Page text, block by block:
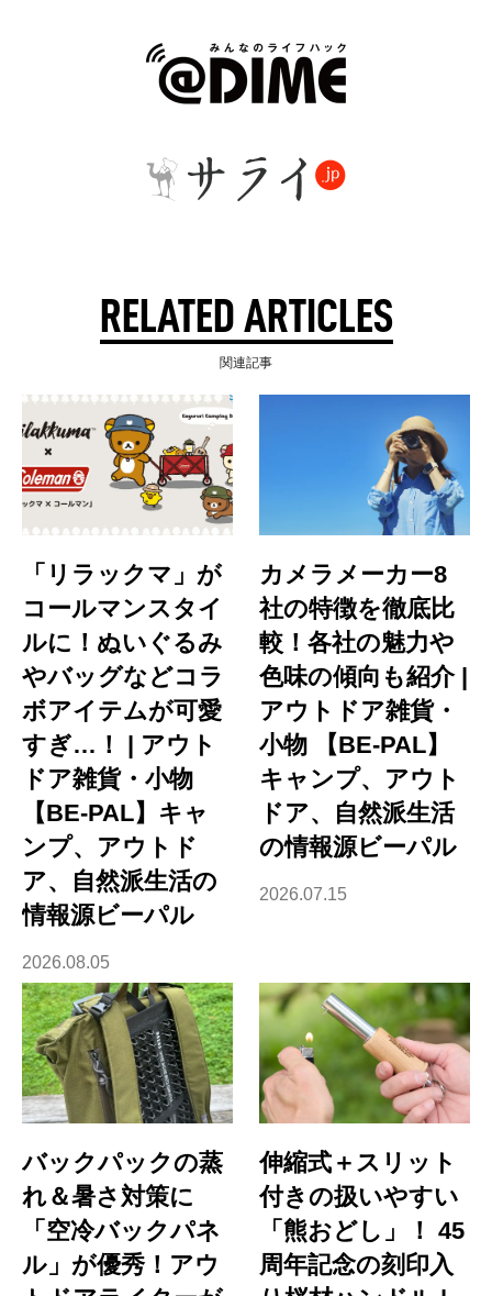
RELATED ARTICLES
関連記事
「リラックマ」が
コールマンスタイ
ルに！ぬいぐるみ
やバッグなどコラ
ボアイテムが可愛
すぎ…！ | アウト
ドア雑貨・小物
【BE-PAL】キャ
ンプ、アウトド
ア、自然派生活の
情報源ビーパル
2026.08.05
カメラメーカー8
社の特徴を徹底比
較！各社の魅力や
色味の傾向も紹介 |
アウトドア雑貨・
小物 【BE-PAL】
キャンプ、アウト
ドア、自然派生活
の情報源ビーパル
2026.07.15
バックパックの蒸
れ＆暑さ対策に
「空冷バックパネ
ル」が優秀！アウ
伸縮式＋スリット
付きの扱いやすい
「熊おどし」！ 45
周年記念の刻印入